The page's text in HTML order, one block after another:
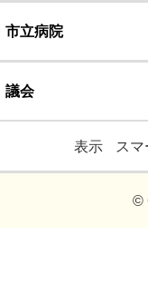
市立病院
議会
表示 ス
©